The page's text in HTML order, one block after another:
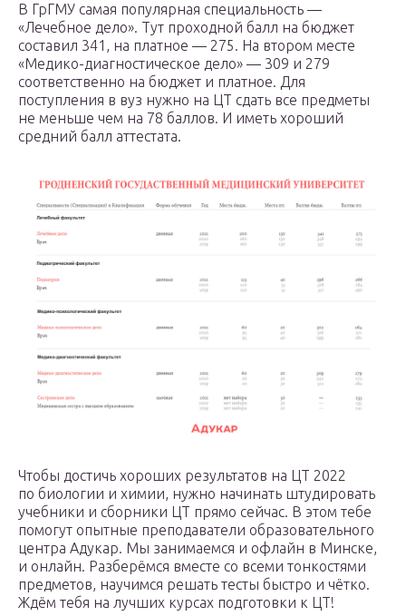
В ГрГМУ самая популярная специальность —
«Лечебное дело». Тут проходной балл на бюджет
составил 341, на платное — 275. На втором месте
«Медико-диагностическое дело» — 309 и 279
соответственно на бюджет и платное. Для
поступления в вуз нужно на ЦТ сдать все предметы
не меньше чем на 78 баллов. И иметь хороший
средний балл аттестата.
Чтобы достичь хороших результатов на ЦТ 2022
по биологии и химии, нужно начинать штудировать
учебники и сборники ЦТ прямо сейчас. В этом тебе
помогут опытные преподаватели образовательного
центра Адукар. Мы занимаемся и офлайн в Минске,
и онлайн. Разберёмся вместе со всеми тонкостями
предметов, научимся решать тесты быстро и чётко.
Ждём тебя на лучших курсах подготовки к ЦТ!